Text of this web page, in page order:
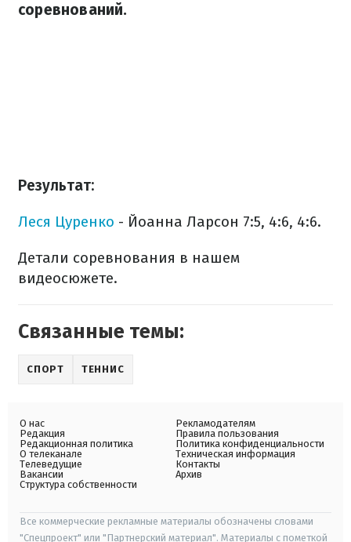
соревнований.
Результат:
Леся Цуренко - Йоанна Ларсон 7:5, 4:6, 4:6.
Детали соревнования в нашем
видеосюжете.
Связанные темы:
СПОРТ ТЕННИС
О нас
Редакция
Редакционная политика
О телеканале
Телеведущие
Вакансии
Структура собственности
Рекламодателям
Правила пользования
Политика конфиденциальности
Техническая информация
Контакты
Архив
Все коммерческие рекламные материалы обозначены словами
"Спецпроект" или "Партнерский материал". Материалы с пометкой